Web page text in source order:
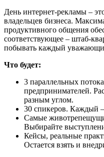
День интернет-рекламы –
владельцев бизнеса.
продуктивного общения
соответствующее – штаб-
побывать каждый
Что будет:
3 параллельных
предпринимателей.
разным углом.
30 спикеров. Каждый –
Самые
Выбирайте
Кейсы, реальные
Остается взять и